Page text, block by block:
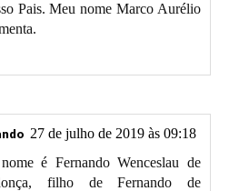
Pais. Meu nome Marco Aurélio
27 de julho de 2019 às 09:18
é Fernando Wenceslau de
filho de Fernando de